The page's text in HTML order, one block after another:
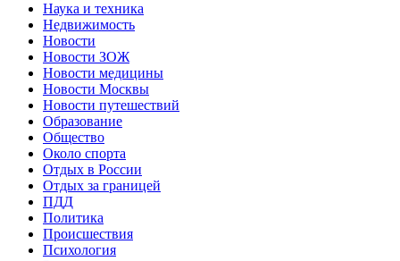
Наука и техника
Недвижимость
Новости
Новости ЗОЖ
Новости медицины
Новости Москвы
Новости путешествий
Образование
Общество
Около спорта
Отдых в России
Отдых за границей
ПДД
Политика
Происшествия
Психология